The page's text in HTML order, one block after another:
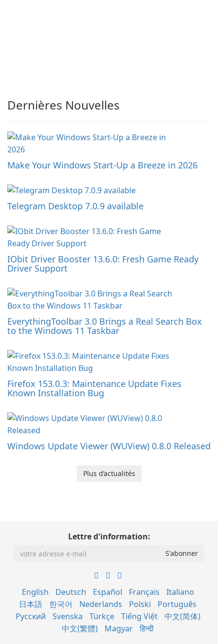
Dernières Nouvelles
Make Your Windows Start-Up a Breeze in 2026
Telegram Desktop 7.0.9 available
IObit Driver Booster 13.6.0: Fresh Game Ready
Driver Support
EverythingToolbar 3.0 Brings a Real Search Box
to the Windows 11 Taskbar
Firefox 153.0.3: Maintenance Update Fixes
Known Installation Bug
Windows Update Viewer (WUView) 0.8.0 Released
Plus d’actualités
Lettre d'information:
English Deutsch Español Français
Italiano
日本語
한국어 Nederlands Polski
Português
Русский
Svenska Türkçe Tiếng Việt
中文(简体)
中文(繁體)
Magyar हिन्दी